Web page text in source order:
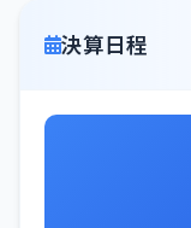
決算日程